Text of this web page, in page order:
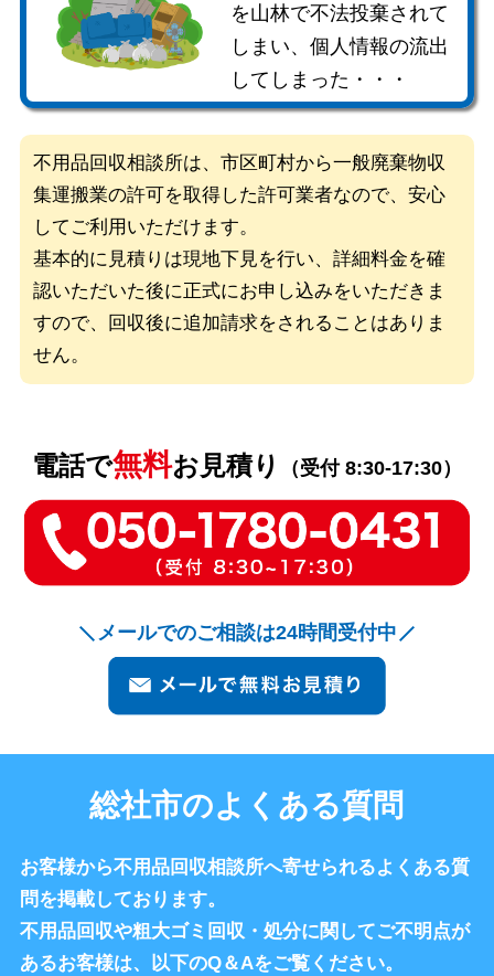
を山林で不法投棄されて
しまい、個人情報の流出
してしまった・・・
不用品回収相談所は、市区町村から一般廃棄物収
集運搬業の許可を取得した許可業者なので、安心
してご利用いただけます。
基本的に見積りは現地下見を行い、詳細料金を確
認いただいた後に正式にお申し込みをいただきま
すので、回収後に追加請求をされることはありま
せん。
電話で無料お見積り （受付 8:30-17:30）
メールでのご相談は24時間受付中
総社市のよくある質問
お客様から不用品回収相談所へ寄せられるよくある質
問を掲載しております。
不用品回収や粗大ゴミ回収・処分に関してご不明点が
あるお客様は、以下のQ＆Aをご覧ください。